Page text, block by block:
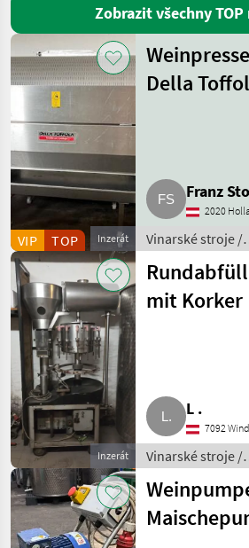
Bucher
Della
Toffola
CFS
Pellenc
A&T
Schneier
Agri
Flex
Rinklin
Olmi
Sattler
Zobrazit
vše
MARKETPLACE
Marketplace
Nabídky
prodejců
Inzeráty
Zobrazit všechny
Inzerát
VIP TOP
Weinpresse
Della
Franz
2020
Vinarské stroje /
Pivničné stroje
Inzerát
mit Korker
L .
7092
Vinarské stroje /
Pivničné stroje